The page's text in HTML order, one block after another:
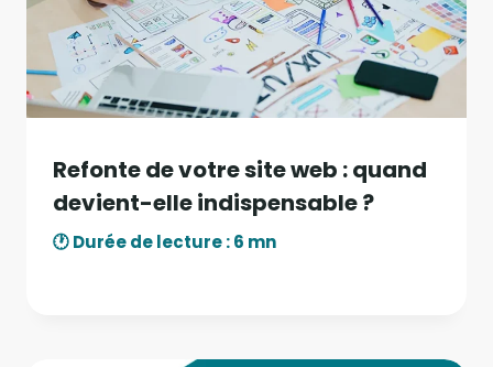
Refonte de votre site web : quand
devient-elle indispensable ?